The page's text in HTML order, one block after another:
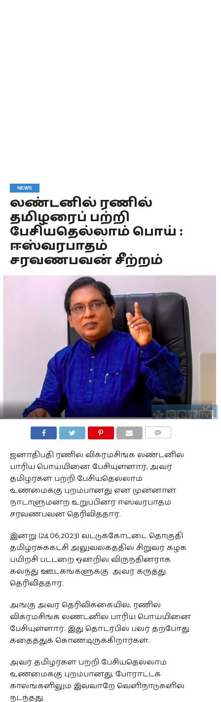
NEWS
லண்டனில் ரணில்
தமிழரைப் பற்றி
பேசியதெல்லாம் பொய் :
ஈஸ்வரபாதம்
சரவணபவன் சீற்றம்
ஜனாதிபதி ரணில் விக்ரமசிங்க லண்டனில்
பாரிய பொய்யினை பேசியுள்ளார், அவர்
தமிழர்கள் பற்றி பேசியதெல்லாம்
உண்மைக்கு புறம்பானது என முன்னாள்
நாடாளுமன்ற உறுப்பினர் ஈஸ்வரபாதம்
சரவணபவன் தெரிவித்தார்.
இன்று (24.06.2023) வட்டுக்கோட்டை தொகுதி
தமிழரசுக்கட்சி அலுவலகத்தில் சிறுவர் கழக
பயிற்சி பட்டறை ஒன்றில் விருந்தினராக
கலந்து ஊடகங்களுக்கு அவர் கருத்து
தெரிவித்தார்.
அங்கு அவர் தெரிவிக்கையில், ரணில்
விக்ரமசிங்க லண்டனில் பாரிய பொய்யினை
பேசியுள்ளார். இது தொடர்பில் பலர் தற்போது
கதைத்துக் கொண்டிருக்கிறார்கள்.
அவர் தமிழர்கள் பற்றி பேசியதெல்லாம்
உண்மைக்கு புறம்பானது, போராட்டக்
காலங்களிலும் இவ்வாறே வெளிநாடுகளில்
நடந்தது.